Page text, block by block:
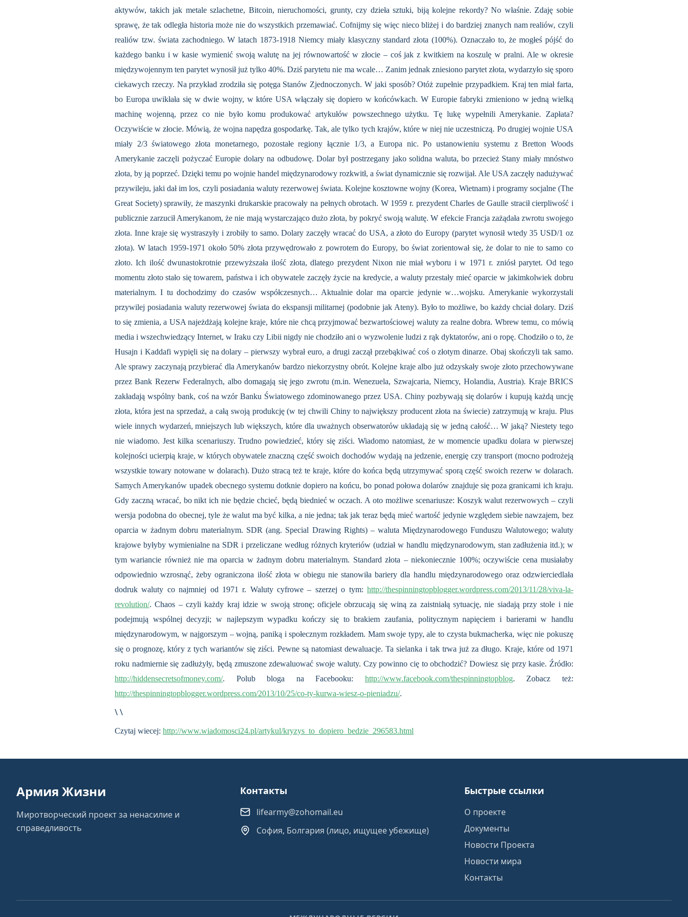
aktywów, takich jak metale szlachetne, Bitcoin, nieruchomości, grunty, czy dzieła sztuki, biją kolejne rekordy? No właśnie. Zdaję sobie
sprawę, że tak odległa historia może nie do wszystkich przemawiać. Cofnijmy się więc nieco bliżej i do bardziej znanych nam realiów, czyli
realiów tzw. świata zachodniego. W latach 1873-1918 Niemcy miały klasyczny standard złota (100%). Oznaczało to, że mogłeś pójść do
każdego banku i w kasie wymienić swoją walutę na jej równowartość w złocie – coś jak z kwitkiem na koszulę w pralni. Ale w okresie
międzywojennym ten parytet wynosił już tylko 40%. Dziś parytetu nie ma wcale… Zanim jednak zniesiono parytet złota, wydarzyło się sporo
ciekawych rzeczy. Na przykład zrodziła się potęga Stanów Zjednoczonych. W jaki sposób? Otóż zupełnie przypadkiem. Kraj ten miał farta,
bo Europa uwikłała się w dwie wojny, w które USA włączały się dopiero w końcówkach. W Europie fabryki zmieniono w jedną wielką
machinę wojenną, przez co nie było komu produkować artykułów powszechnego użytku. Tę lukę wypełnili Amerykanie. Zapłata?
Oczywiście w złocie. Mówią, że wojna napędza gospodarkę. Tak, ale tylko tych krajów, które w niej nie uczestniczą. Po drugiej wojnie USA
miały 2/3 światowego złota monetarnego, pozostałe regiony łącznie 1/3, a Europa nic. Po ustanowieniu systemu z Bretton Woods
Amerykanie zaczęli pożyczać Europie dolary na odbudowę. Dolar był postrzegany jako solidna waluta, bo przecież Stany miały mnóstwo
złota, by ją poprzeć. Dzięki temu po wojnie handel międzynarodowy rozkwitł, a świat dynamicznie się rozwijał. Ale USA zaczęły nadużywać
przywileju, jaki dał im los, czyli posiadania waluty rezerwowej świata. Kolejne kosztowne wojny (Korea, Wietnam) i programy socjalne (The
Great Society) sprawiły, że maszynki drukarskie pracowały na pełnych obrotach. W 1959 r. prezydent Charles de Gaulle stracił cierpliwość i
publicznie zarzucił Amerykanom, że nie mają wystarczająco dużo złota, by pokryć swoją walutę. W efekcie Francja zażądała zwrotu swojego
złota. Inne kraje się wystraszyły i zrobiły to samo. Dolary zaczęły wracać do USA, a złoto do Europy (parytet wynosił wtedy 35 USD/1 oz
złota). W latach 1959-1971 około 50% złota przywędrowało z powrotem do Europy, bo świat zorientował się, że dolar to nie to samo co
złoto. Ich ilość dwunastokrotnie przewyższała ilość złota, dlatego prezydent Nixon nie miał wyboru i w 1971 r. zniósł parytet. Od tego
momentu złoto stało się towarem, państwa i ich obywatele zaczęły życie na kredycie, a waluty przestały mieć oparcie w jakimkolwiek dobru
materialnym. I tu dochodzimy do czasów współczesnych… Aktualnie dolar ma oparcie jedynie w…wojsku. Amerykanie wykorzystali
przywilej posiadania waluty rezerwowej świata do ekspansji militarnej (podobnie jak Ateny). Było to możliwe, bo każdy chciał dolary. Dziś
to się zmienia, a USA najeżdżają kolejne kraje, które nie chcą przyjmować bezwartościowej waluty za realne dobra. Wbrew temu, co mówią
media i wszechwiedzący Internet, w Iraku czy Libii nigdy nie chodziło ani o wyzwolenie ludzi z rąk dyktatorów, ani o ropę. Chodziło o to, że
Husajn i Kaddafi wypięli się na dolary – pierwszy wybrał euro, a drugi zaczął przebąkiwać coś o złotym dinarze. Obaj skończyli tak samo.
Ale sprawy zaczynają przybierać dla Amerykanów bardzo niekorzystny obrót. Kolejne kraje albo już odzyskały swoje złoto przechowywane
przez Bank Rezerw Federalnych, albo domagają się jego zwrotu (m.in. Wenezuela, Szwajcaria, Niemcy, Holandia, Austria). Kraje BRICS
zakładają wspólny bank, coś na wzór Banku Światowego zdominowanego przez USA. Chiny pozbywają się dolarów i kupują każdą uncję
złota, która jest na sprzedaż, a całą swoją produkcję (w tej chwili Chiny to największy producent złota na świecie) zatrzymują w kraju. Plus
wiele innych wydarzeń, mniejszych lub większych, które dla uważnych obserwatorów układają się w jedną całość… W jaką? Niestety tego
nie wiadomo. Jest kilka scenariuszy. Trudno powiedzieć, który się ziści. Wiadomo natomiast, że w momencie upadku dolara w pierwszej
kolejności ucierpią kraje, w których obywatele znaczną część swoich dochodów wydają na jedzenie, energię czy transport (mocno podrożeją
wszystkie towary notowane w dolarach). Dużo stracą też te kraje, które do końca będą utrzymywać sporą część swoich rezerw w dolarach.
Samych Amerykanów upadek obecnego systemu dotknie dopiero na końcu, bo ponad połowa dolarów znajduje się poza granicami ich kraju.
Gdy zaczną wracać, bo nikt ich nie będzie chcieć, będą biednieć w oczach. A oto możliwe scenariusze: Koszyk walut rezerwowych – czyli
wersja podobna do obecnej, tyle że walut ma być kilka, a nie jedna; tak jak teraz będą mieć wartość jedynie względem siebie nawzajem, bez
oparcia w żadnym dobru materialnym. SDR (ang. Special Drawing Rights) – waluta Międzynarodowego Funduszu Walutowego; waluty
krajowe byłyby wymienialne na SDR i przeliczane według różnych kryteriów (udział w handlu międzynarodowym, stan zadłużenia itd.); w
tym wariancie również nie ma oparcia w żadnym dobru materialnym. Standard złota – niekoniecznie 100%; oczywiście cena musiałaby
odpowiednio wzrosnąć, żeby ograniczona ilość złota w obiegu nie stanowiła bariery dla handlu międzynarodowego oraz odzwierciedlała
dodruk waluty co najmniej od 1971 r. Waluty cyfrowe – szerzej o tym: http://thespinningtopblogger.wordpress.com/2013/11/28/viva-la-
revolution/. Chaos – czyli każdy kraj idzie w swoją stronę; oficjele obrzucają się winą za zaistniałą sytuację, nie siadają przy stole i nie
podejmują wspólnej decyzji; w najlepszym wypadku kończy się to brakiem zaufania, politycznym napięciem i barierami w handlu
międzynarodowym, w najgorszym – wojną, paniką i społecznym rozkładem. Mam swoje typy, ale to czysta bukmacherka, więc nie pokuszę
się o prognozę, który z tych wariantów się ziści. Pewne są natomiast dewaluacje. Ta sielanka i tak trwa już za długo. Kraje, które od 1971
roku nadmiernie się zadłużyły, będą zmuszone zdewaluować swoje waluty. Czy powinno cię to obchodzić? Dowiesz się przy kasie. Źródło:
http://hiddensecretsofmoney.com/. Polub bloga na Facebooku: http://www.facebook.com/thespinningtopblog. Zobacz też:
http://thespinningtopblogger.wordpress.com/2013/10/25/co-ty-kurwa-wiesz-o-pieniadzu/.
\ \
Czytaj wiecej: http://www.wiadomosci24.pl/artykul/kryzys_to_dopiero_bedzie_296583.html
Армия Жизни
Миротворческий проект за ненасилие и
справедливость
Контакты
lifearmy@zohomail.eu
София, Болгария (лицо, ищущее убежище)
Быстрые ссылки
О проекте
Документы
Новости Проекта
Новости мира
Контакты